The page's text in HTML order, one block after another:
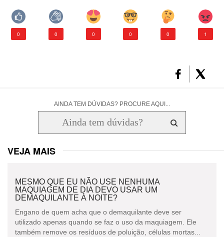
0 0 0 0 0 1
AINDA TEM DÚVIDAS? PROCURE AQUI...
VEJA MAIS
MESMO QUE EU NÃO USE NENHUMA
MAQUIAGEM DE DIA DEVO USAR UM
DEMAQUILANTE À NOITE?
Engano de quem acha que o demaquilante deve ser
utilizado apenas quando se faz o uso da maquiagem. Ele
também remove os resíduos de poluição, células mortas...